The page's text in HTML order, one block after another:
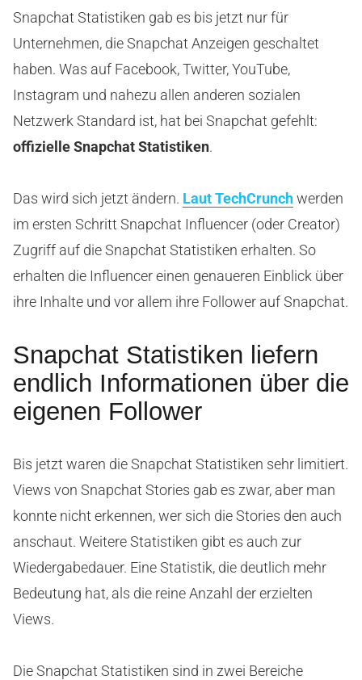
Snapchat Statistiken gab es bis jetzt nur für
Unternehmen, die Snapchat Anzeigen geschaltet
haben. Was auf Facebook, Twitter, YouTube,
Instagram und nahezu allen anderen sozialen
Netzwerk Standard ist, hat bei Snapchat gefehlt:
offizielle Snapchat Statistiken.
Das wird sich jetzt ändern. Laut TechCrunchwerden
im ersten Schritt Snapchat Influencer (oder Creator)
Zugriff auf die Snapchat Statistiken erhalten. So
erhalten die Influencer einen genaueren Einblick über
ihre Inhalte und vor allem ihre Follower auf Snapchat.
Snapchat Statistiken liefern
endlich Informationen über die
eigenen Follower
Bis jetzt waren die Snapchat Statistiken sehr limitiert.
Views von Snapchat Stories gab es zwar, aber man
konnte nicht erkennen, wer sich die Stories den auch
anschaut. Weitere Statistiken gibt es auch zur
Wiedergabedauer. Eine Statistik, die deutlich mehr
Bedeutung hat, als die reine Anzahl der erzielten
Views.
Die Snapchat Statistiken sind in zwei Bereiche